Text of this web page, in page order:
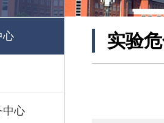
心
中心
实验